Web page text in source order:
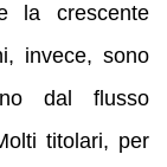
la crescente
invece, sono
dal flusso
titolari, per